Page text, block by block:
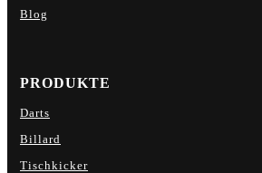
Blog
PRODUKTE
Darts
Billard
Tischkicker